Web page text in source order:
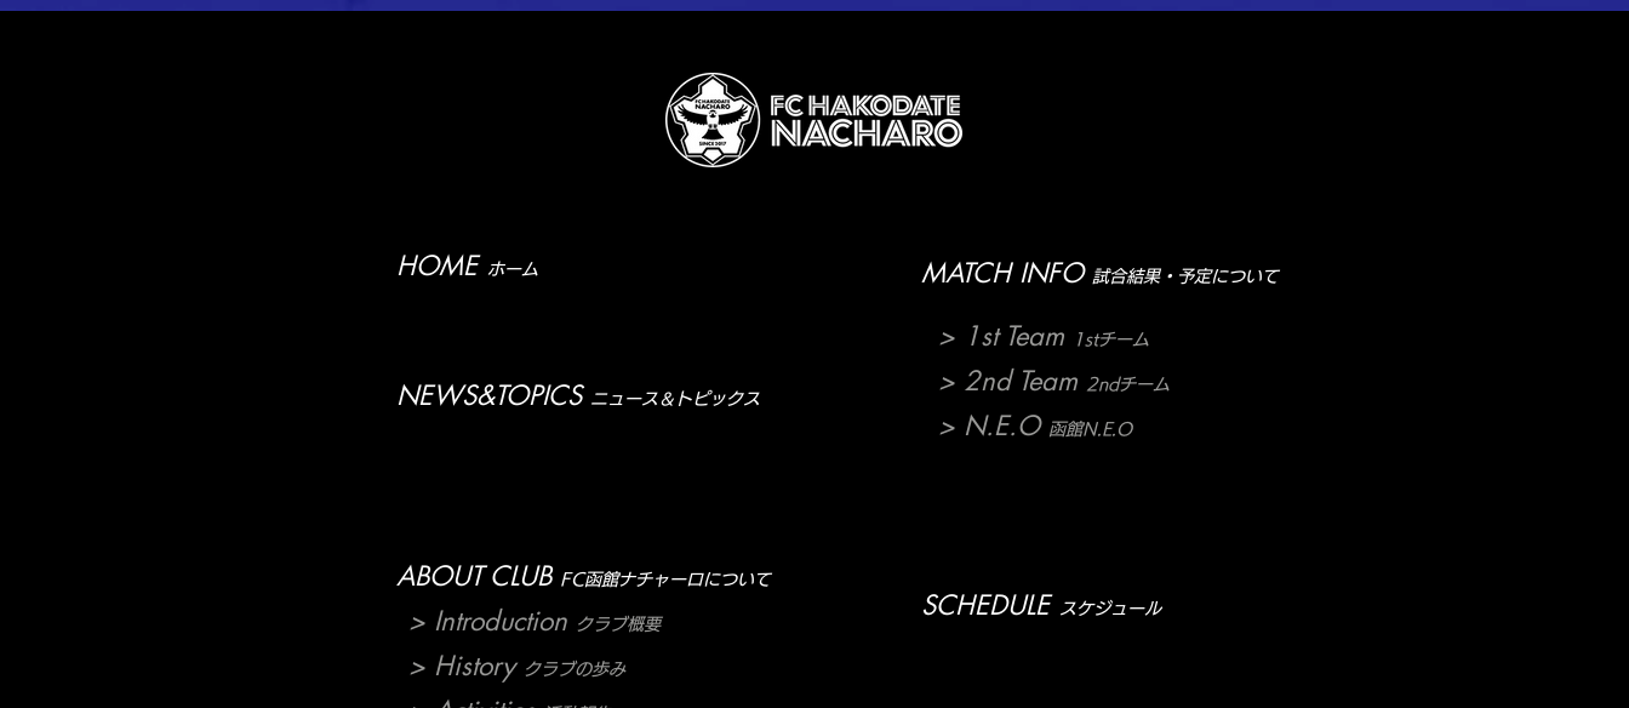
HOME ホーム
NEWS&TOPICS ニュース＆トピックス
MATCH INFO 試合結果・予定について
> 1st Team 1stチーム
> 2nd Team 2ndチーム
> N.E.O 函館N.E.O
ABOUT CLUB FC函館ナチャーロについて
> Introduction クラブ概要
> History クラブの歩み
SCHEDULE スケジュール